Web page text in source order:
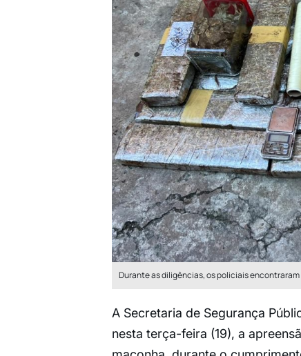
Durante as diligências, os policiais
A Secretaria de Segurança
nesta terça-feira (19), a